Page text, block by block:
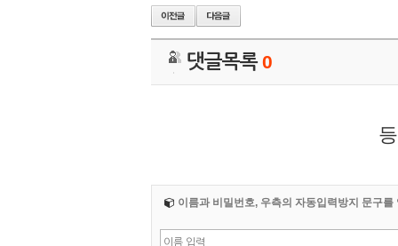
댓글목록0
이름과 비밀번호, 우측의 자동입력방지 문구를